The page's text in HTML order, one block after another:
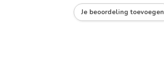
Je beoordeling toevoegen